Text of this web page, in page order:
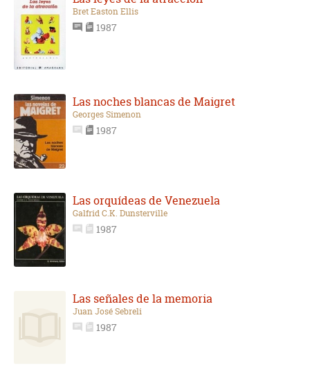
Bret Easton Ellis
1987
Las noches blancas de Maigret
Georges Simenon
1987
Las orquídeas de Venezuela
Galfrid C.K. Dunsterville
1987
Las señales de la memoria
Juan José Sebreli
1987